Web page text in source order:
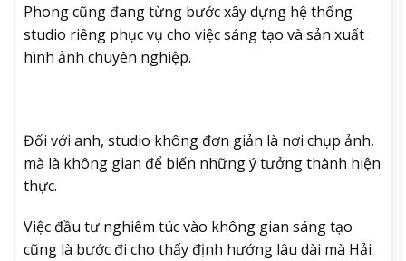
Phong cũng đang từng bước xây dựng hệ thống
studio riêng phục vụ cho việc sáng tạo và sản xuất
hình ảnh chuyên nghiệp.
Đối với anh, studio không đơn giản là nơi chụp ảnh,
mà là không gian để biến những ý tưởng thành hiện
thực.
Việc đầu tư nghiêm túc vào không gian sáng tạo
cũng là bước đi cho thấy định hướng lâu dài mà Hải